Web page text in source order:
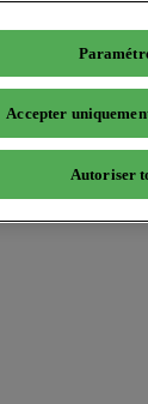
Accepter
Autoriser